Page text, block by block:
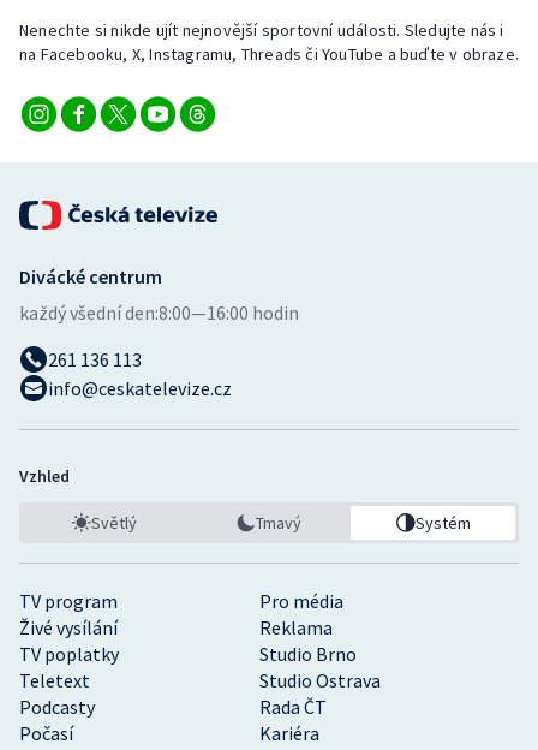
Nenechte si nikde ujít nejnovější sportovní události. Sledujte nás i
na Facebooku, X, Instagramu, Threads či YouTube a buďte v obraze.
TV program
Pro média
Živé vysílání
Reklama
TV poplatky
Studio Brno
Teletext
Studio Ostrava
Podcasty
Rada ČT
Počasí
Kariéra
Divácké centrum
každý všední den:8:00—16:00 hodin
261 136 113
info@ceskatelevize.cz
Vzhled
Světlý Tmavý Systém